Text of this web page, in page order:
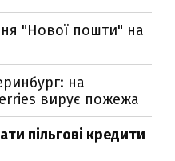
"Нової пошти" на
на
вирує пожежа
пільгові кредити